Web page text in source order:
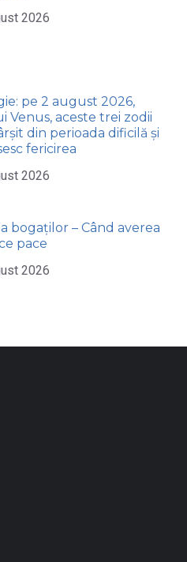
2026
pe 2 august 2026,
Venus, aceste trei zodii
din perioada dificilă și
fericirea
2026
bogaților – Când averea
pace
2026